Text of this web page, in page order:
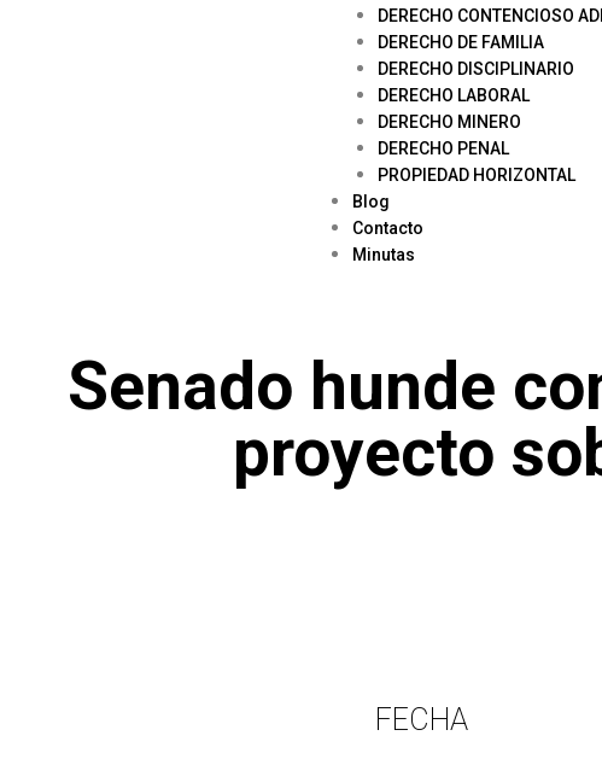
DERECHO CONTENCIOSO
DERECHO DE FAMILIA
DERECHO DISCIPLINARIO
DERECHO LABORAL
DERECHO MINERO
DERECHO PENAL
PROPIEDAD HORIZONTAL
Blog
Contacto
Minutas
Senado hunde
proyecto
FECHA